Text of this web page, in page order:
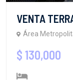
VENTA
Área
$ 130,000